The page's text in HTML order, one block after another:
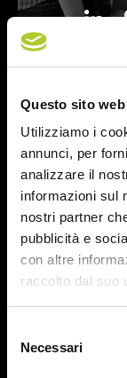
Questo sito
Utilizziamo i
annunci, per
analizzare il
informazioni sul
nostri partner
pubblicità e
con altre
raccolto dal suo
delNecessari